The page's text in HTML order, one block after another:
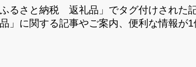
るさと納税 返礼品」でタグ付けされた
」に関する記事やご案内、便利な情報が1